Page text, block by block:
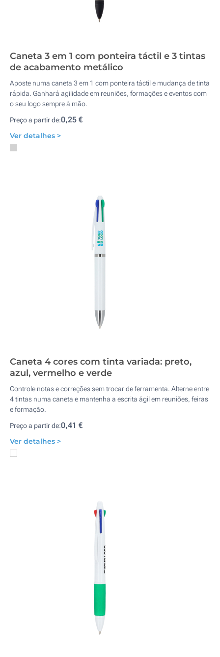
Caneta 3 em 1 com ponteira táctil e 3 tintas
de acabamento metálico
Aposte numa caneta 3 em 1 com ponteira táctil e mudança de tinta
rápida. Ganhará agilidade em reuniões, formações e eventos com
o seu logo sempre à mão.
Preço a partir de:0,25 €
Ver detalhes >
Caneta 4 cores com tinta variada: preto,
azul, vermelho e verde
Controle notas e correções sem trocar de ferramenta. Alterne entre
4 tintas numa caneta e mantenha a escrita ágil em reuniões, feiras
e formação.
Preço a partir de:0,41 €
Ver detalhes >